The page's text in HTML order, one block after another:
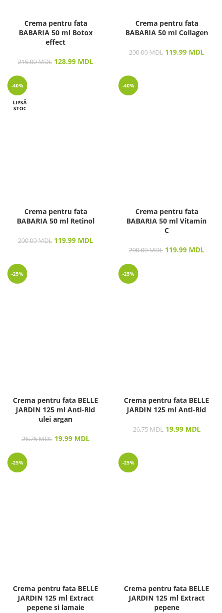
Crema pentru fata
BABARIA 50 ml Botox
effect
215.00MDL 128.99 MDL
Crema pentru fata
BABARIA 50 ml Collagen
200.00MDL 119.99 MDL
-40%
LIPSĂ
STOC
Crema pentru fata
BABARIA 50 ml Retinol
200.00MDL 119.99 MDL
-40%
Crema pentru fata
BABARIA 50 ml Vitamin
C
200.00MDL 119.99 MDL
-25%
Crema pentru fata BELLE
JARDIN 125 ml Anti-Rid
ulei argan
26.75MDL 19.99 MDL
-25%
Crema pentru fata BELLE
JARDIN 125 ml Anti-Rid
26.75MDL 19.99 MDL
-25%
Crema pentru fata BELLE
JARDIN 125 ml Extract
pepene si lamaie
-25%
Crema pentru fata BELLE
JARDIN 125 ml Extract
pepene